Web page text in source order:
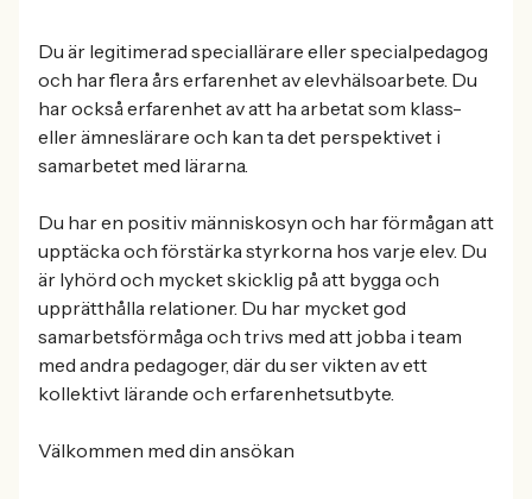
Du är legitimerad speciallärare eller specialpedagog
och har flera års erfarenhet av elevhälsoarbete. Du
har också erfarenhet av att ha arbetat som klass-
eller ämneslärare och kan ta det perspektivet i
samarbetet med lärarna.
Du har en positiv människosyn och har förmågan att
upptäcka och förstärka styrkorna hos varje elev. Du
är lyhörd och mycket skicklig på att bygga och
upprätthålla relationer. Du har mycket god
samarbetsförmåga och trivs med att jobba i team
med andra pedagoger, där du ser vikten av ett
kollektivt lärande och erfarenhetsutbyte.
Välkommen med din ansökan